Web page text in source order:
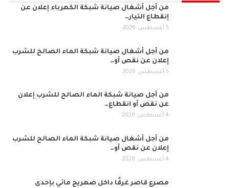
من أجل أشغال صيانة شبكة الكهرباء إعلان عن
إنقطاع التيار…
5 أغسطس, 2026
من أجل أشغال صيانة شبكة الماء الصالح للشرب
إعلان عن نقص أو…
5 أغسطس, 2026
من أجل صيانة شبكة الماء الصالح للشرب إعلان
عن نقص أو انقطاع…
4 أغسطس, 2026
من أجل أشغال صيانة شبكة الماء الصالح للشرب
إعلان عن نقص أو…
4 أغسطس, 2026
مصرع قاصر غرقًا داخل صهريج مائي بإحدى